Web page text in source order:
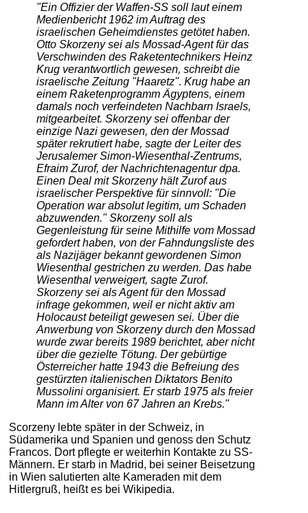
"Ein Offizier der Waffen-SS soll laut einem
Medienbericht 1962 im Auftrag des
israelischen Geheimdienstes getötet haben.
Otto Skorzeny sei als Mossad-Agent für das
Verschwinden des Raketentechnikers Heinz
Krug verantwortlich gewesen, schreibt die
israelische Zeitung "Haaretz". Krug habe an
einem Raketenprogramm Ägyptens, einem
damals noch verfeindeten Nachbarn Israels,
mitgearbeitet. Skorzeny sei offenbar der
einzige Nazi gewesen, den der Mossad
später rekrutiert habe, sagte der Leiter des
Jerusalemer Simon-Wiesenthal-Zentrums,
Efraim Zurof, der Nachrichtenagentur dpa.
Einen Deal mit Skorzeny hält Zurof aus
israelischer Perspektive für sinnvoll: "Die
Operation war absolut legitim, um Schaden
abzuwenden." Skorzeny soll als
Gegenleistung für seine Mithilfe vom Mossad
gefordert haben, von der Fahndungsliste des
als Nazijäger bekannt gewordenen Simon
Wiesenthal gestrichen zu werden. Das habe
Wiesenthal verweigert, sagte Zurof.
Skorzeny sei als Agent für den Mossad
infrage gekommen, weil er nicht aktiv am
Holocaust beteiligt gewesen sei. Über die
Anwerbung von Skorzeny durch den Mossad
wurde zwar bereits 1989 berichtet, aber nicht
über die gezielte Tötung. Der gebürtige
Österreicher hatte 1943 die Befreiung des
gestürzten italienischen Diktators Benito
Mussolini organisiert. Er starb 1975 als freier
Mann im Alter von 67 Jahren an Krebs."
Scorzeny lebte später in der Schweiz, in
Südamerika und Spanien und genoss den Schutz
Francos. Dort pflegte er weiterhin Kontakte zu SS-
Männern. Er starb in Madrid, bei seiner Beisetzung
in Wien salutierten alte Kameraden mit dem
Hitlergruß, heißt es bei Wikipedia.